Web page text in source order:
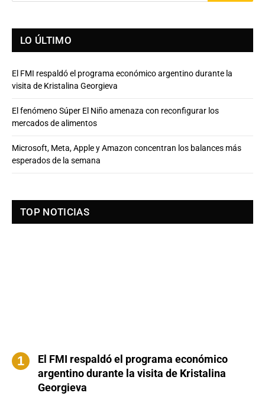
LO ÚLTIMO
El FMI respaldó el programa económico argentino durante la
visita de Kristalina Georgieva
El fenómeno Súper El Niño amenaza con reconfigurar los
mercados de alimentos
Microsoft, Meta, Apple y Amazon concentran los balances más
esperados de la semana
TOP NOTICIAS
El FMI respaldó el programa económico
argentino durante la visita de Kristalina
Georgieva